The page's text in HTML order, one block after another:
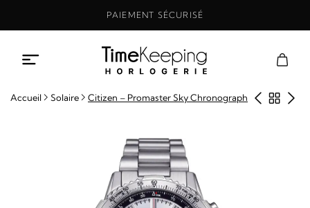
PAIEMENT SÉCURISÉ
Accueil Solaire Citizen – Promaster Sky Chronograph